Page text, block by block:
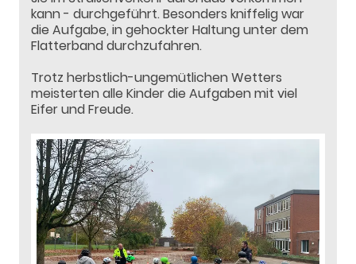
kann - durchgeführt. Besonders kniffelig war
die Aufgabe, in gehockter Haltung unter dem
Flatterband durchzufahren.
Trotz herbstlich-ungemütlichen Wetters
meisterten alle Kinder die Aufgaben mit viel
Eifer und Freude.